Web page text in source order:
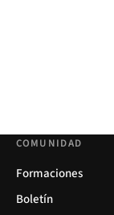
COMUNIDAD
Formaciones
Boletín